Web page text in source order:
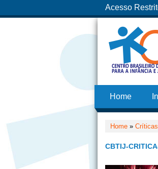
Acesso
Home
Home » Críticas
CBTIJ-